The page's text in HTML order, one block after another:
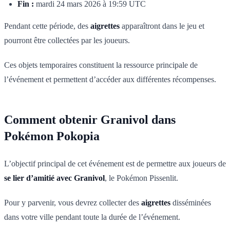
Fin : mardi 24 mars 2026 à 19:59 UTC
Pendant cette période, des aigrettes apparaîtront dans le jeu et
pourront être collectées par les joueurs.
Ces objets temporaires constituent la ressource principale de
l’événement et permettent d’accéder aux différentes récompenses.
Comment obtenir Granivol dans
Pokémon Pokopia
L’objectif principal de cet événement est de permettre aux joueurs de
se lier d’amitié avec Granivol, le Pokémon Pissenlit.
Pour y parvenir, vous devrez collecter des aigrettes disséminées
dans votre ville pendant toute la durée de l’événement.